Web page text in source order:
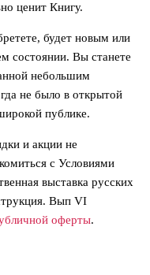
ценит Книгу.
будет новым или
состоянии. Вы станете
небольшим
не было в открытой
публике.
и акции не
с Условиями
выставка русских
Вып VI
оферты.